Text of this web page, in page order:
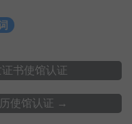
书使馆认证
使馆认证 →